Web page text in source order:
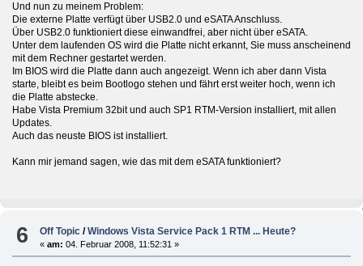
Und nun zu meinem Problem:
Die externe Platte verfügt über USB2.0 und eSATA Anschluss.
Über USB2.0 funktioniert diese einwandfrei, aber nicht über eSATA.
Unter dem laufenden OS wird die Platte nicht erkannt, Sie muss anscheinend
mit dem Rechner gestartet werden.
Im BIOS wird die Platte dann auch angezeigt. Wenn ich aber dann Vista
starte, bleibt es beim Bootlogo stehen und fährt erst weiter hoch, wenn ich
die Platte abstecke.
Habe Vista Premium 32bit und auch SP1 RTM-Version installiert, mit allen
Updates.
Auch das neuste BIOS ist installiert.
Kann mir jemand sagen, wie das mit dem eSATA funktioniert?
6 Off Topic /Windows Vista Service Pack 1 RTM ... Heute?
«am: 04. Februar 2008, 11:52:31 »